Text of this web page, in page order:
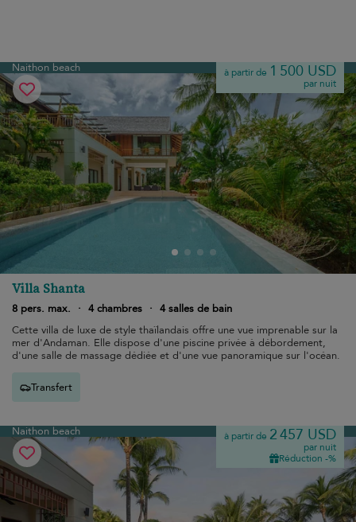
Naithon beach à partir de 1 500 USD
par nuit
Villa Shanta
8 pers. max. · 4 chambres · 4 salles de bain
Cette villa de luxe de style thaïlandais offre une vue imprenable sur la
mer d'Andaman. Elle dispose d'une piscine privée à débordement,
d'une salle de massage dédiée et d'une vue panoramique sur l'océan.
Transfert
Naithon beach à partir de 2 457 USD
par nuit
Réduction -%